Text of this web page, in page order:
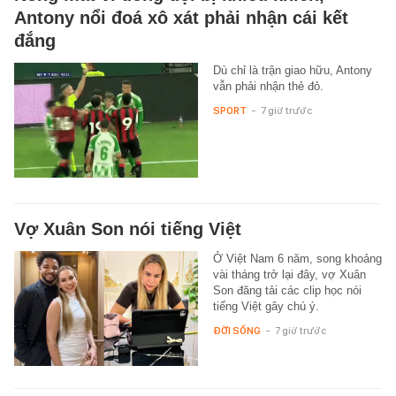
Antony nổi đoá xô xát phải nhận cái kết
đắng
Dù chỉ là trận giao hữu, Antony
vẫn phải nhận thẻ đỏ.
SPORT - 7 giờ trước
Vợ Xuân Son nói tiếng Việt
Ở Việt Nam 6 năm, song khoảng
vài tháng trở lại đây, vợ Xuân
Son đăng tải các clip học nói
tiếng Việt gây chú ý.
ĐỜI SỐNG - 7 giờ trước